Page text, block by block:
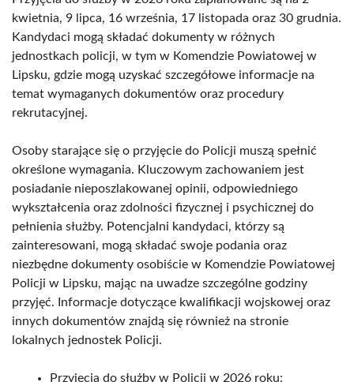
kwietnia, 9 lipca, 16 września, 17 listopada oraz 30 grudnia.
Kandydaci mogą składać dokumenty w różnych
jednostkach policji, w tym w Komendzie Powiatowej w
Lipsku, gdzie mogą uzyskać szczegółowe informacje na
temat wymaganych dokumentów oraz procedury
rekrutacyjnej.
Osoby starające się o przyjęcie do Policji muszą spełnić
określone wymagania. Kluczowym zachowaniem jest
posiadanie nieposzlakowanej opinii, odpowiedniego
wykształcenia oraz zdolności fizycznej i psychicznej do
pełnienia służby. Potencjalni kandydaci, którzy są
zainteresowani, mogą składać swoje podania oraz
niezbędne dokumenty osobiście w Komendzie Powiatowej
Policji w Lipsku, mając na uwadze szczególne godziny
przyjęć. Informacje dotyczące kwalifikacji wojskowej oraz
innych dokumentów znajdą się również na stronie
lokalnych jednostek Policji.
Przyjęcia do służby w Policji w 2026 roku: